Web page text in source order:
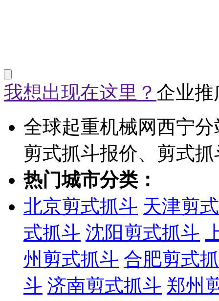
我想出现在这里？ 企业推
全球起重机械网西宁
剪式抓斗报价、剪式
热门城市分类：
北京剪式抓斗 天津剪
式抓斗 沈阳剪式抓斗
州剪式抓斗 合肥剪式
斗 济南剪式抓斗 郑州